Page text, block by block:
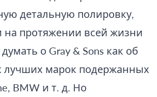
детальную полировку,
на протяжении всей жизни
о Gray & Sons как об
лучших марок подержанных
BMW и т. д. Но